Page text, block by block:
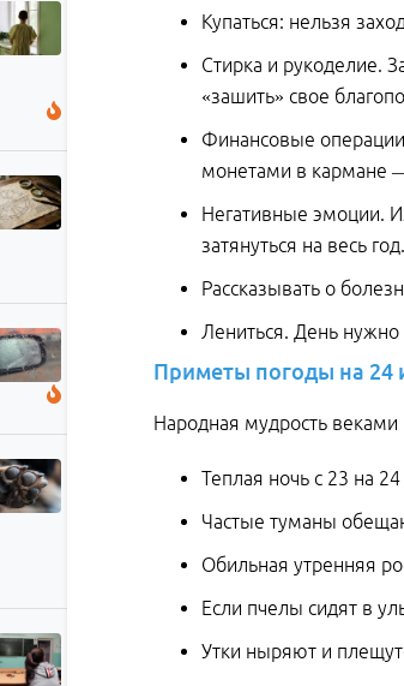
Купаться: нельзя
Стирка и рукоделие.
«зашить» свое
Финансовые
монетами в кармане
Негативные эмоции.
затянуться на весь год.
Рассказывать о
Лениться. День нужно
Приметы погоды на 24
Народная мудрость
Теплая ночь с 23 на
Частые туманы
Обильная утренняя
Если пчелы сидят в
Утки ныряют и